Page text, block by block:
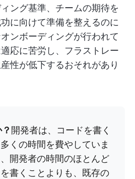
ング基準、チームの期待を
に向けて準備を整えるのに
ンボーディングが行われて
応に苦労し、フラストレー
性が低下するおそれがあり
開発者は、コードを書く
くの時間を費やしていま
、開発者の時間のほとんど
書くことよりも、既存の